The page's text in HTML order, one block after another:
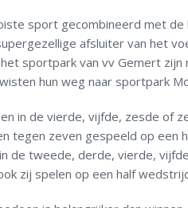
sport gecombineerd met
afsluiter van het
sportpark van vv Gemert zijn
hun weg naar sportpark
in de vierde, vijfde, zesde of
tegen zeven gespeeld op een
de tweede, derde, vierde,
zij spelen op een half